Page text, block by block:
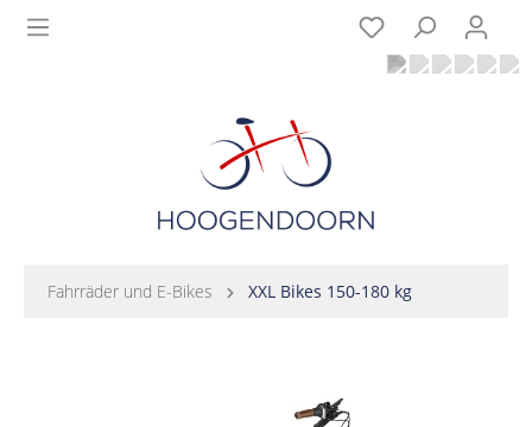
Fahrräder und E-Bikes XXL Bikes 150-180 kg